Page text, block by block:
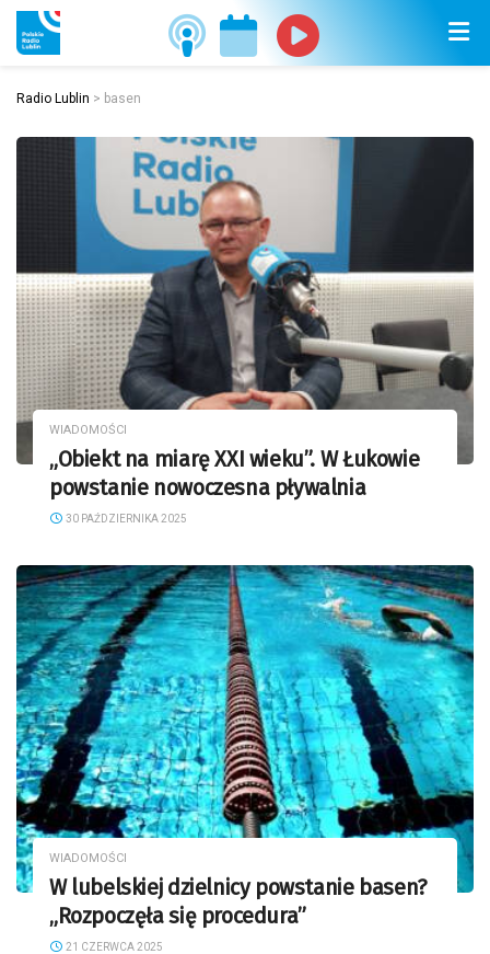
Radio Lublin > basen
WIADOMOŚCI
„Obiekt na miarę XXI wieku”. W Łukowie
powstanie nowoczesna pływalnia
30 PAŹDZIERNIKA 2025
WIADOMOŚCI
W lubelskiej dzielnicy powstanie basen?
„Rozpoczęła się procedura”
21 CZERWCA 2025